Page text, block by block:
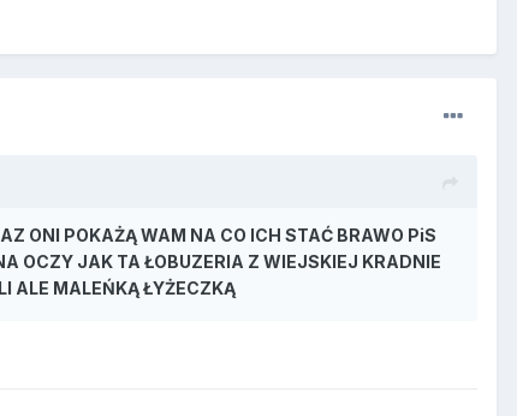
ONI POKAŻĄ WAM NA CO ICH STAĆ BRAWO PiS
OCZY JAK TA ŁOBUZERIA Z WIEJSKIEJ KRADNIE
ALE MALEŃKĄ ŁYŻECZKĄ